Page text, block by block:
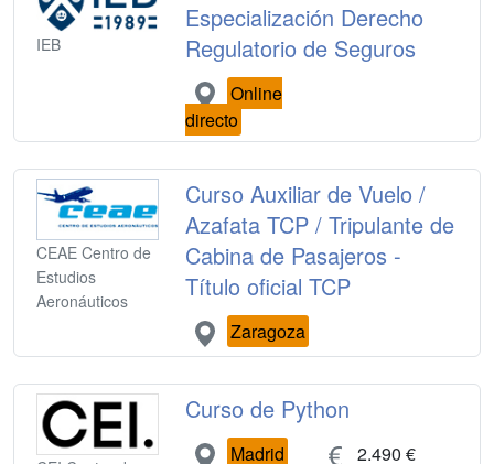
IEB
Especialización Derecho
Regulatorio de Seguros
Online
directo
CEAE Centro de
Estudios
Aeronáuticos
Curso Auxiliar de Vuelo /
Azafata TCP / Tripulante de
Cabina de Pasajeros -
Título oficial TCP
Zaragoza
Curso de Python
Madrid 2.490 €